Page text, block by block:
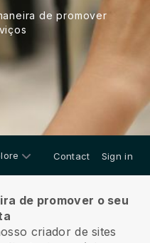
de promover
Contact Sign in
de promover o seu
criador de sites